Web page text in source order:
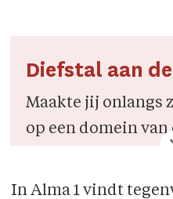
Diefstal aan
Maakte jij onlangs
op een domein van
In Alma 1 vindt